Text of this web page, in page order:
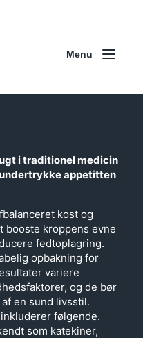
Menu
i traditionel medicin
appetitten
kost og
kroppens evne
fedtoplagring.
opbakning for
variere
og de bør
en sund livsstil.
inkluderer følgende.
som katekiner,